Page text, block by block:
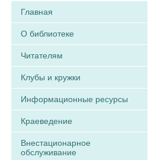
Главная
О библиотеке
Читателям
Клубы и кружки
Информационные ресурсы
Краеведение
Внестационарное
обслуживание